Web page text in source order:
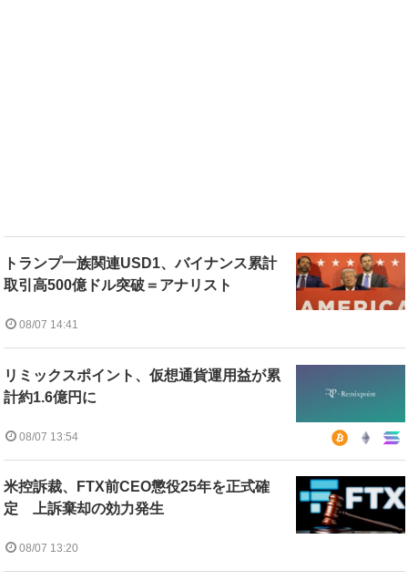
トランプ一族関連USD1、バイナンス累計
取引高500億ドル突破＝アナリスト
08/07 14:41
リミックスポイント、仮想通貨運用益が累
計約1.6億円に
08/07 13:54
米控訴裁、FTX前CEO懲役25年を正式確
定 上訴棄却の効力発生
08/07 13:20